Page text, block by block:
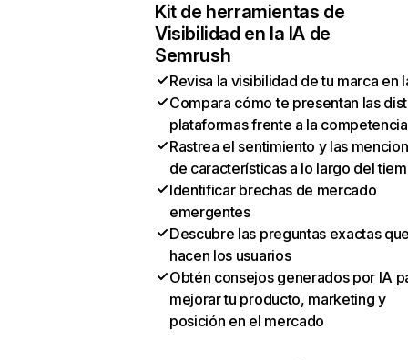
Kit de herramientas de
Visibilidad en la IA de
Semrush
Revisa la visibilidad de tu marca en
Compara cómo te presentan las
plataformas frente a la competencia
Rastrea el sentimiento y las
de características a lo largo del
Identificar brechas de mercado
emergentes
Descubre las preguntas exactas
hacen los usuarios
Obtén consejos generados por IA
mejorar tu producto, marketing y
posición en el mercado